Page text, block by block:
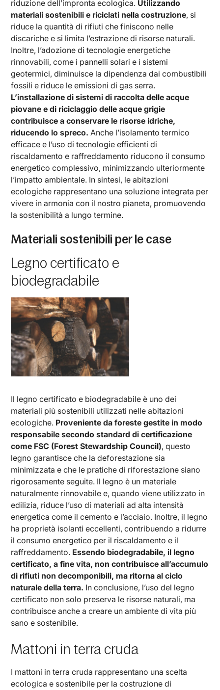
riduzione dell’impronta ecologica. Utilizzando
materiali sostenibili e riciclati nella costruzione, si
riduce la quantità di rifiuti che finiscono nelle
discariche e si limita l’estrazione di risorse naturali.
Inoltre, l’adozione di tecnologie energetiche
rinnovabili, come i pannelli solari e i sistemi
geotermici, diminuisce la dipendenza dai combustibili
fossili e riduce le emissioni di gas serra.
L’installazione di sistemi di raccolta delle acque
piovane e di riciclaggio delle acque grigie
contribuisce a conservare le risorse idriche,
riducendo lo spreco.Anche l’isolamento termico
efficace e l’uso di tecnologie efficienti di
riscaldamento e raffreddamento riducono il consumo
energetico complessivo, minimizzando ulteriormente
l’impatto ambientale. In sintesi, le abitazioni
ecologiche rappresentano una soluzione integrata per
vivere in armonia con il nostro pianeta, promuovendo
la sostenibilità a lungo termine.
Materiali sostenibili per le case
Legno certificato e
biodegradabile
Il legno certificato e biodegradabile è uno dei
materiali più sostenibili utilizzati nelle abitazioni
ecologiche. Proveniente da foreste gestite in modo
responsabile secondo standard di certificazione
come FSC (Forest Stewardship Council), questo
legno garantisce che la deforestazione sia
minimizzata e che le pratiche di riforestazione siano
rigorosamente seguite. Il legno è un materiale
naturalmente rinnovabile e, quando viene utilizzato in
edilizia, riduce l’uso di materiali ad alta intensità
energetica come il cemento e l’acciaio. Inoltre, il legno
ha proprietà isolanti eccellenti, contribuendo a ridurre
il consumo energetico per il riscaldamento e il
raffreddamento. Essendo biodegradabile, il legno
certificato, a fine vita, non contribuisce all’accumulo
di rifiuti non decomponibili, ma ritorna al ciclo
naturale della terra. In conclusione, l’uso del legno
certificato non solo preserva le risorse naturali, ma
contribuisce anche a creare un ambiente di vita più
sano e sostenibile.
Mattoni in terra cruda
I mattoni in terra cruda rappresentano una scelta
ecologica e sostenibile per la costruzione di